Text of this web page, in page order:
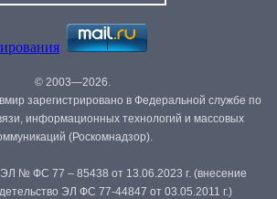
© 2003—2026.
зарегистрировано в Федеральной службе по
информационных технологий и массовых
(Роскомнадзор).
ЭЛ № ФС 77 – 85438 от 13.06.2023 г. (внесение
ЭЛ ФС 77-44847 от 03.05.2011 г.)